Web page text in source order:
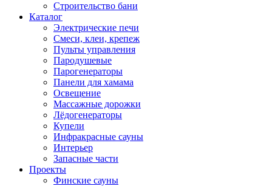
Строительство бани
Каталог
Электрические печи
Смеси, клеи, крепеж
Пульты управления
Пародушевые
Парогенераторы
Панели для хамама
Освещение
Массажные дорожки
Лёдогенераторы
Купели
Инфракрасные сауны
Интерьер
Запасные части
Проекты
Финские сауны